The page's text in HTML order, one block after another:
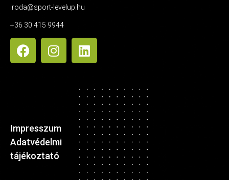
iroda@sport-levelup.hu
+36 30 415 9944
Impresszum
Adatvédelmi
tájékoztató